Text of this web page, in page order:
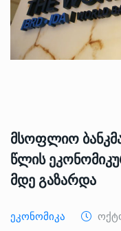
მსოფლიო
წლის
მდე გაზარდა
Ეკონომიკა